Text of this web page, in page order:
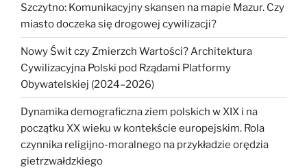
Szczytno: Komunikacyjny skansen na mapie Mazur. Czy
miasto doczeka się drogowej cywilizacji?
Nowy Świt czy Zmierzch Wartości? Architektura
Cywilizacyjna Polski pod Rządami Platformy
Obywatelskiej (2024–2026)
Dynamika demograficzna ziem polskich w XIX i na
początku XX wieku w kontekście europejskim. Rola
czynnika religijno-moralnego na przykładzie orędzia
gietrzwałdzkiego